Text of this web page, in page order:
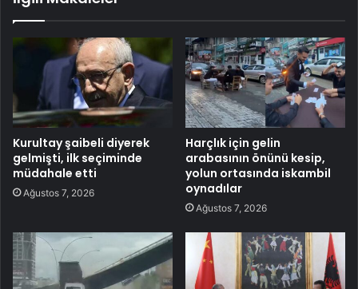
Kurultay şaibeli diyerek
gelmişti, ilk seçiminde
müdahale etti
Ağustos 7, 2026
Harçlık için gelin
arabasının önünü kesip,
yolun ortasında iskambil
oynadılar
Ağustos 7, 2026